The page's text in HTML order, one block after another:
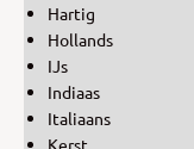
Hartig
Hollands
IJs
Indiaas
Italiaans
Kerst